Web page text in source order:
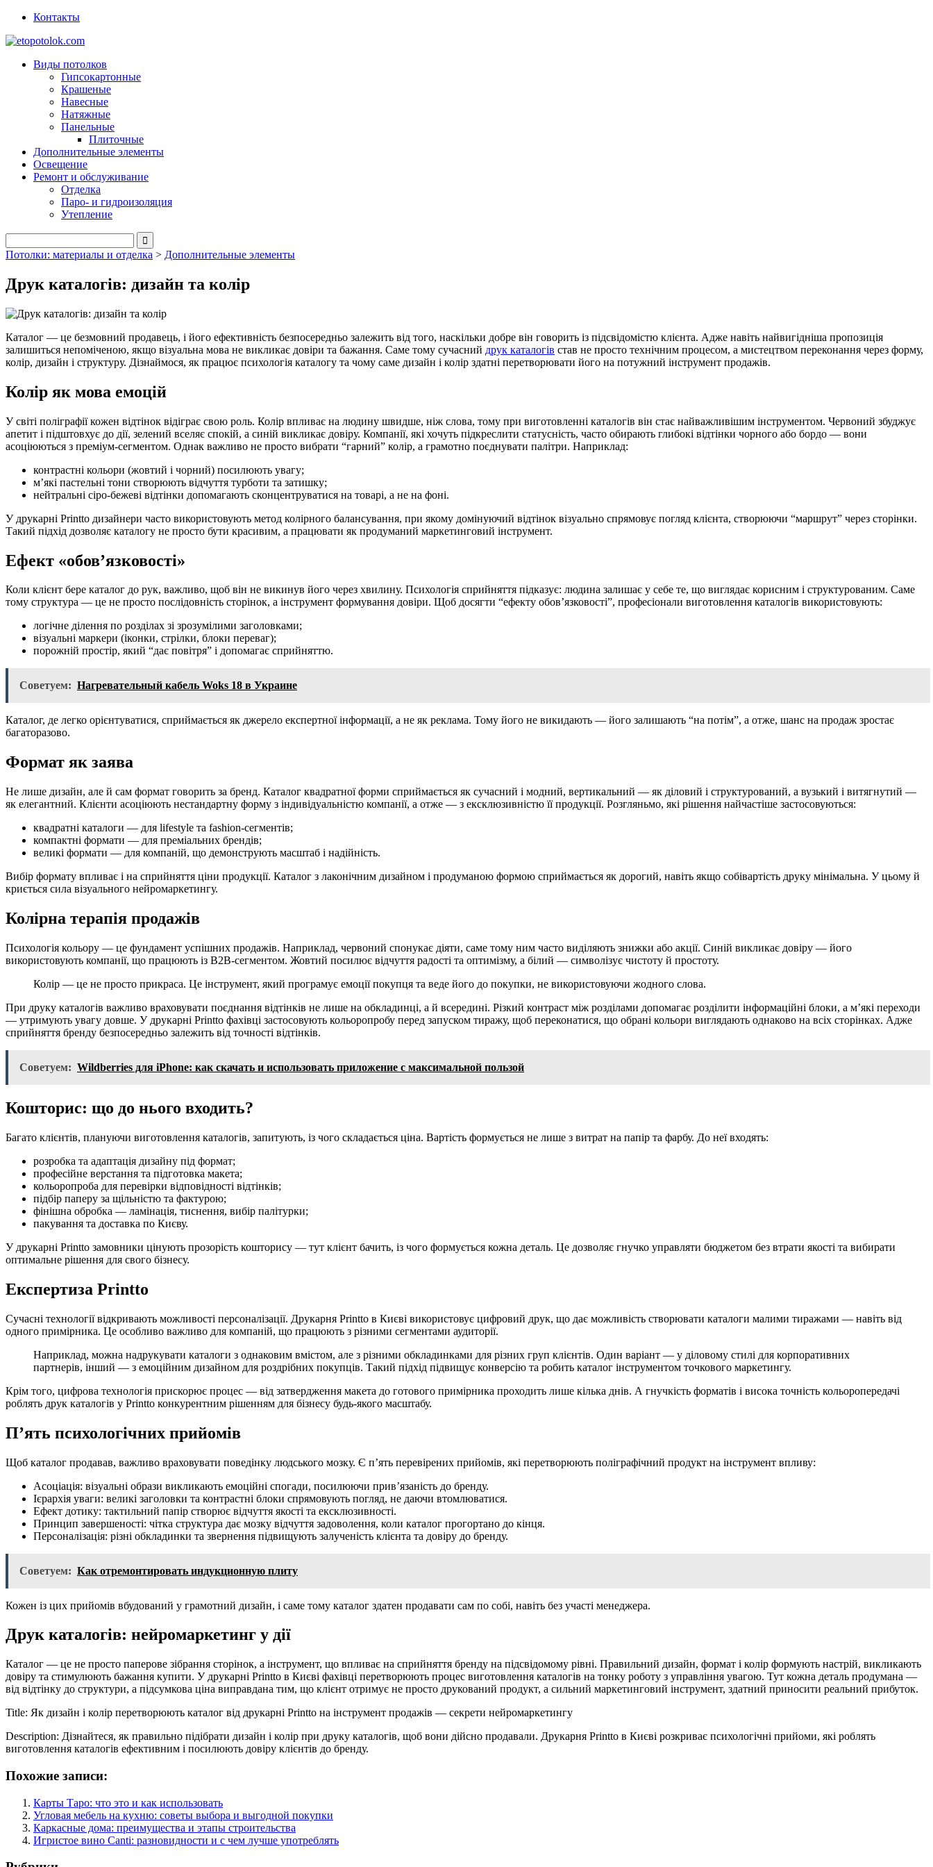
Контакты
Виды потолков
Гипсокартонные
Крашеные
Навесные
Натяжные
Панельные
Плиточные
Дополнительные элементы
Освещение
Ремонт и обслуживание
Отделка
Паро- и гидроизоляция
Утепление
Потолки: материалы и отделка > Дополнительные элементы
Друк каталогів: дизайн та колір
Каталог — це безмовний продавець, і його ефективність безпосередньо залежить від того, наскільки добре він говорить із підсвідомістю клієнта. Адже навіть найвигідніша пропозиція
залишиться непоміченою, якщо візуальна мова не викликає довіри та бажання. Саме тому сучасний друк каталогів став не просто технічним процесом, а мистецтвом переконання через форму,
колір, дизайн і структуру. Дізнаймося, як працює психологія каталогу та чому саме дизайн і колір здатні перетворювати його на потужний інструмент продажів.
Колір як мова емоцій
У світі поліграфії кожен відтінок відіграє свою роль. Колір впливає на людину швидше, ніж слова, тому при виготовленні каталогів він стає найважливішим інструментом. Червоний збуджує
апетит і підштовхує до дії, зелений вселяє спокій, а синій викликає довіру. Компанії, які хочуть підкреслити статусність, часто обирають глибокі відтінки чорного або бордо — вони
асоціюються з преміум-сегментом. Однак важливо не просто вибрати “гарний” колір, а грамотно поєднувати палітри. Наприклад:
контрастні кольори (жовтий і чорний) посилюють увагу;
м’які пастельні тони створюють відчуття турботи та затишку;
нейтральні сіро-бежеві відтінки допомагають сконцентруватися на товарі, а не на фоні.
У друкарні Printto дизайнери часто використовують метод колірного балансування, при якому домінуючий відтінок візуально спрямовує погляд клієнта, створюючи “маршрут” через сторінки.
Такий підхід дозволяє каталогу не просто бути красивим, а працювати як продуманий маркетинговий інструмент.
Ефект «обов’язковості»
Коли клієнт бере каталог до рук, важливо, щоб він не викинув його через хвилину. Психологія сприйняття підказує: людина залишає у себе те, що виглядає корисним і структурованим. Саме
тому структура — це не просто послідовність сторінок, а інструмент формування довіри. Щоб досягти “ефекту обов’язковості”, професіонали виготовлення каталогів використовують:
логічне ділення по розділах зі зрозумілими заголовками;
візуальні маркери (іконки, стрілки, блоки переваг);
порожній простір, який “дає повітря” і допомагає сприйняттю.
Советуем: Нагревательный кабель Woks 18 в Украине
Каталог, де легко орієнтуватися, сприймається як джерело експертної інформації, а не як реклама. Тому його не викидають — його залишають “на потім”, а отже, шанс на продаж зростає
багаторазово.
Формат як заява
Не лише дизайн, але й сам формат говорить за бренд. Каталог квадратної форми сприймається як сучасний і модний, вертикальний — як діловий і структурований, а вузький і витягнутий —
як елегантний. Клієнти асоціюють нестандартну форму з індивідуальністю компанії, а отже — з ексклюзивністю її продукції. Розгляньмо, які рішення найчастіше застосовуються:
квадратні каталоги — для lifestyle та fashion-сегментів;
компактні формати — для преміальних брендів;
великі формати — для компаній, що демонструють масштаб і надійність.
Вибір формату впливає і на сприйняття ціни продукції. Каталог з лаконічним дизайном і продуманою формою сприймається як дорогий, навіть якщо собівартість друку мінімальна. У цьому й
криється сила візуального нейромаркетингу.
Колірна терапія продажів
Психологія кольору — це фундамент успішних продажів. Наприклад, червоний спонукає діяти, саме тому ним часто виділяють знижки або акції. Синій викликає довіру — його
використовують компанії, що працюють із B2B-сегментом. Жовтий посилює відчуття радості та оптимізму, а білий — символізує чистоту й простоту.
Колір — це не просто прикраса. Це інструмент, який програмує емоції покупця та веде його до покупки, не використовуючи жодного слова.
При друку каталогів важливо враховувати поєднання відтінків не лише на обкладинці, а й всередині. Різкий контраст між розділами допомагає розділити інформаційні блоки, а м’які переходи
— утримують увагу довше. У друкарні Printto фахівці застосовують кольоропробу перед запуском тиражу, щоб переконатися, що обрані кольори виглядають однаково на всіх сторінках. Адже
сприйняття бренду безпосередньо залежить від точності відтінків.
Советуем: Wildberries для iPhone: как скачать и использовать приложение с максимальной пользой
Кошторис: що до нього входить?
Багато клієнтів, плануючи виготовлення каталогів, запитують, із чого складається ціна. Вартість формується не лише з витрат на папір та фарбу. До неї входять:
розробка та адаптація дизайну під формат;
професійне верстання та підготовка макета;
кольоропроба для перевірки відповідності відтінків;
підбір паперу за щільністю та фактурою;
фінішна обробка — ламінація, тиснення, вибір палітурки;
пакування та доставка по Києву.
У друкарні Printto замовники цінують прозорість кошторису — тут клієнт бачить, із чого формується кожна деталь. Це дозволяє гнучко управляти бюджетом без втрати якості та вибирати
оптимальне рішення для свого бізнесу.
Експертиза Printto
Сучасні технології відкривають можливості персоналізації. Друкарня Printto в Києві використовує цифровий друк, що дає можливість створювати каталоги малими тиражами — навіть від
одного примірника. Це особливо важливо для компаній, що працюють з різними сегментами аудиторії.
Наприклад, можна надрукувати каталоги з однаковим вмістом, але з різними обкладинками для різних груп клієнтів. Один варіант — у діловому стилі для корпоративних
партнерів, інший — з емоційним дизайном для роздрібних покупців. Такий підхід підвищує конверсію та робить каталог інструментом точкового маркетингу.
Крім того, цифрова технологія прискорює процес — від затвердження макета до готового примірника проходить лише кілька днів. А гнучкість форматів і висока точність кольоропередачі
роблять друк каталогів у Printto конкурентним рішенням для бізнесу будь-якого масштабу.
П’ять психологічних прийомів
Щоб каталог продавав, важливо враховувати поведінку людського мозку. Є п’ять перевірених прийомів, які перетворюють поліграфічний продукт на інструмент впливу:
Асоціація: візуальні образи викликають емоційні спогади, посилюючи прив’язаність до бренду.
Ієрархія уваги: великі заголовки та контрастні блоки спрямовують погляд, не даючи втомлюватися.
Ефект дотику: тактильний папір створює відчуття якості та ексклюзивності.
Принцип завершеності: чітка структура дає мозку відчуття задоволення, коли каталог прогортано до кінця.
Персоналізація: різні обкладинки та звернення підвищують залученість клієнта та довіру до бренду.
Советуем: Как отремонтировать индукционную плиту
Кожен із цих прийомів вбудований у грамотний дизайн, і саме тому каталог здатен продавати сам по собі, навіть без участі менеджера.
Друк каталогів: нейромаркетинг у дії
Каталог — це не просто паперове зібрання сторінок, а інструмент, що впливає на сприйняття бренду на підсвідомому рівні. Правильний дизайн, формат і колір формують настрій, викликають
довіру та стимулюють бажання купити. У друкарні Printto в Києві фахівці перетворюють процес виготовлення каталогів на тонку роботу з управління увагою. Тут кожна деталь продумана —
від відтінку до структури, а підсумкова ціна виправдана тим, що клієнт отримує не просто друкований продукт, а сильний маркетинговий інструмент, здатний приносити реальний прибуток.
Title: Як дизайн і колір перетворюють каталог від друкарні Printto на інструмент продажів — секрети нейромаркетингу
Description: Дізнайтеся, як правильно підібрати дизайн і колір при друку каталогів, щоб вони дійсно продавали. Друкарня Printto в Києві розкриває психологічні прийоми, які роблять
виготовлення каталогів ефективним і посилюють довіру клієнтів до бренду.
Похожие записи:
Карты Таро: что это и как использовать
Угловая мебель на кухню: советы выбора и выгодной покупки
Каркасные дома: преимущества и этапы строительства
Игристое вино Canti: разновидности и с чем лучше употреблять